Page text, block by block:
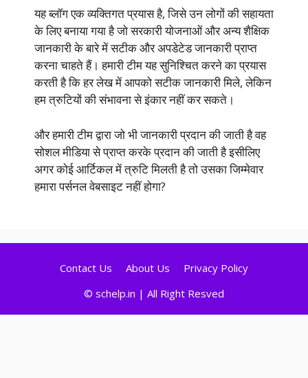
यह ब्लॉग एक व्यक्तिगत प्रयास है, जिसे उन लोगों की सहायता
के लिए बनाया गया है जो सरकारी योजनाओं और अन्य शैक्षिक
जानकारी के बारे में सटीक और अपडेटेड जानकारी प्राप्त
करना चाहते हैं। हमारी टीम यह सुनिश्चित करने का प्रयास
करती है कि हर लेख में आपको सटीक जानकारी मिले, लेकिन
हम त्रुटियों की संभावना से इंकार नहीं कर सकते।
और हमारी टीम द्वारा जो भी जानकारी प्रदान की जाती है वह
सोशल मीडिया से प्राप्त करके प्रदान की जाती है इसीलिए
अगर कोई आर्टिकल में त्रुटि मिलती है तो उसका जिम्मेवार
हमारा पर्सनल वेबसाइट नहीं होगा?
Contact Us About Us
Privacy Policy
© schelp.in | All Right Resved